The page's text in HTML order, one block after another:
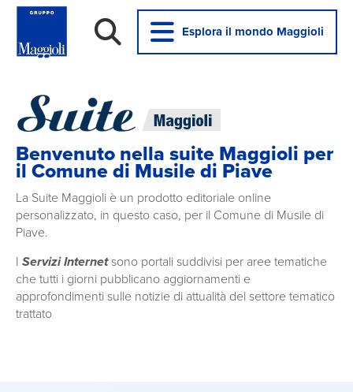
Esplora il mondo Maggioli
Benvenuto nella suite Maggioli per
il Comune di Musile di Piave
La Suite Maggioli è un prodotto editoriale online
personalizzato, in questo caso, per il Comune di Musile di
Piave.
I Servizi Internetsono portali suddivisi per aree tematiche
che tutti i giorni pubblicano aggiornamenti e
approfondimenti sulle notizie di attualità del settore tematico
trattato